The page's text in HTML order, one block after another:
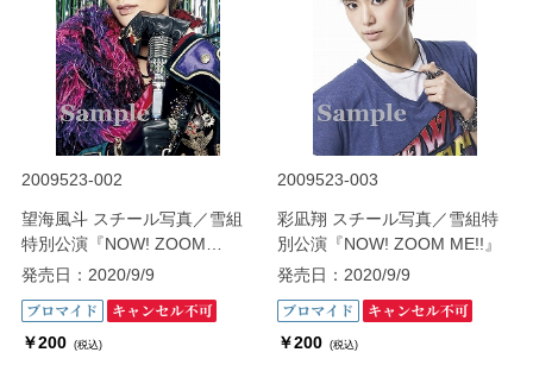
2009523-002
望海風斗 スチール写真／雪組
特別公演『NOW! ZOOM
ME!!』
発売日：2020/9/9
￥200 (税込)
2009523-003
彩凪翔 スチール写真／雪組特
別公演『NOW! ZOOM ME!!』
発売日：2020/9/9
￥200 (税込)